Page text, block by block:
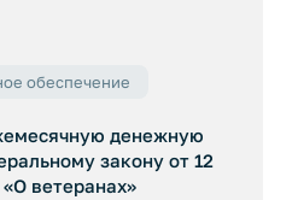
обеспечение
денежную
закону от 12
ветеранах»